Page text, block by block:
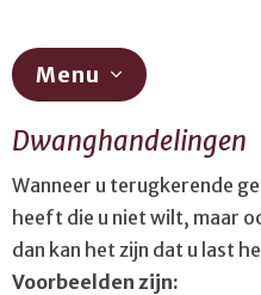
Menu
Diagnostiek
ADHD
Angst
Autisme
Dwanghandelingen
Wanneer u terugkerende
heeft die u niet wilt, maar
dan kan het zijn dat u last
Voorbeelden zijn: